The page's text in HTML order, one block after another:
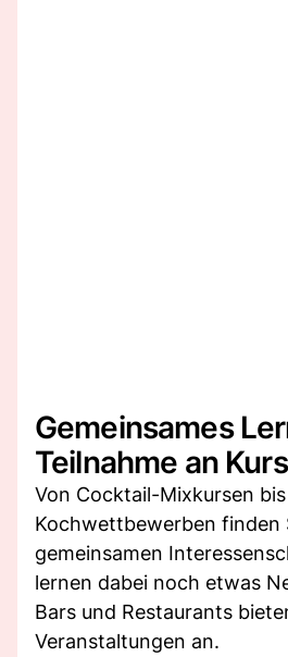
Gemeinsames
Teilnahme an
Von Cocktail-Mixkursen
Kochwettbewerben finden
gemeinsamen
lernen dabei noch etwas
Bars und Restaurants
Veranstaltungen an.